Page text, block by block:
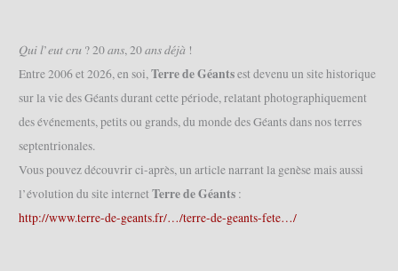
𝑄𝑢𝑖 𝑙’𝑒𝑢𝑡 𝑐𝑟𝑢 ? 20 𝑎𝑛𝑠, 20 𝑎𝑛𝑠 𝑑𝑒́𝑗𝑎̀ !
Entre 2006 et 2026, en soi,Terre de Géantsest devenu un site historique
sur la vie des Géants durant cette période, relatant photographiquement
des événements, petits ou grands, du monde des Géants dans nos terres
septentrionales.
Vous pouvez découvrir ci-après, un article narrant la genèse mais aussi
l’évolution du site internet Terre de Géants :
http://www.terre-de-geants.fr/…/terre-de-geants-fete…/